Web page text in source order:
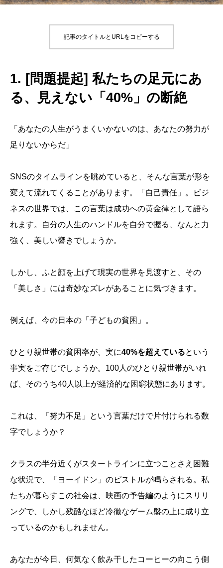
記事のタイトルとURLをコピーする
1. [問題提起] 私たちの足元にあ
る、見えない「40%」の断絶
「あなたの人生がうまくいかないのは、あなたの努力が
足りないからだ」
SNSのタイムラインを眺めていると、そんな言葉が形を
変えて流れてくることがあります。「自己責任」。ビジ
ネスの世界では、この言葉は成功への黄金律として語ら
れます。自分の人生のハンドルを自分で握る、なんと力
強く、美しい響きでしょうか。
しかし、ふと顔を上げて現実の世界を見渡すと、その
「美しさ」には奇妙なズレがあることに気づきます。
例えば、今の日本の「子どもの貧困」。
ひとり親世帯の貧困率が、実に40%を超えているという
事実をご存じでしょうか。100人のひとり親世帯がいれ
ば、そのうち40人以上が経済的な困窮状態にあります。
これは、「努力不足」という言葉だけで片付けられる数
字でしょうか？
クラスの半分近くがスタートラインに立つことさえ困難
な状況で、「ヨーイドン」のピストルが鳴らされる。私
たちが暮らすこの社会は、映画の予告編のようにスリリ
ングで、しかし残酷なほど冷徹なゲーム盤の上に成り立
っているのかもしれません。
あなたが今日、何気なく飲み干したコーヒーの向こう側